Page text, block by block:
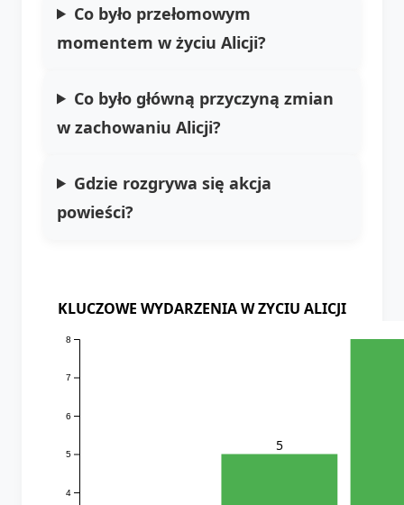
Co było przełomowym
momentem w życiu Alicji?
Co było główną przyczyną zmian
w zachowaniu Alicji?
Gdzie rozgrywa się akcja
powieści?
KLUCZOWE WYDARZENIA W ZYCIU ALICJI
4
5
6
7
8
5